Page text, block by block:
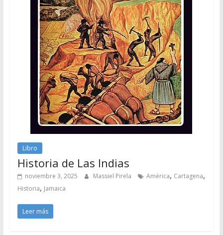
Libro
Historia de Las Indias
noviembre 3, 2025 Massiel Pirela América, Cartagena,
Historia, Jamaica
Leer más